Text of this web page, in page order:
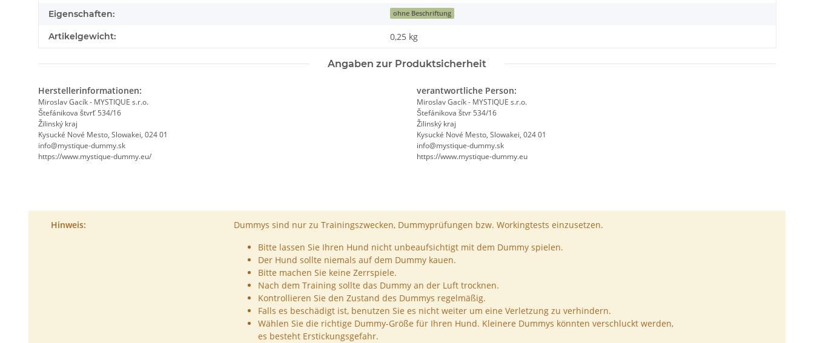
Eigenschaften: ohne Beschriftung
Artikelgewicht: 0,25 kg
Angaben zur Produktsicherheit
Herstellerinformationen:
Miroslav Gacík - MYSTIQUE s.r.o.
Štefánikova štvrť 534/16
Žilinský kraj
Kysucké Nové Mesto, Slowakei, 024 01
info@mystique-dummy.sk
https://www.mystique-dummy.eu/
verantwortliche Person:
Miroslav Gacík - MYSTIQUE s.r.o.
Štefánikova štvr 534/16
Žilinský kraj
Kysucké Nové Mesto, Slowakei, 024 01
info@mystique-dummy.sk
https://www.mystique-dummy.eu
Hinweis:
Dummys sind nur zu Trainingszwecken, Dummyprüfungen bzw. Workingtests einzusetzen.
Bitte lassen Sie Ihren Hund nicht unbeaufsichtigt mit dem Dummy spielen.
Der Hund sollte niemals auf dem Dummy kauen.
Bitte machen Sie keine Zerrspiele.
Nach dem Training sollte das Dummy an der Luft trocknen.
Kontrollieren Sie den Zustand des Dummys regelmäßig.
Falls es beschädigt ist, benutzen Sie es nicht weiter um eine Verletzung zu verhindern.
Wählen Sie die richtige Dummy-Größe für Ihren Hund. Kleinere Dummys könnten verschluckt werden,
es besteht Erstickungsgefahr.